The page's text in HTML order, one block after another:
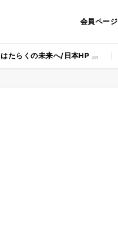
会員ページ
はたらくの未来へ/日本HP